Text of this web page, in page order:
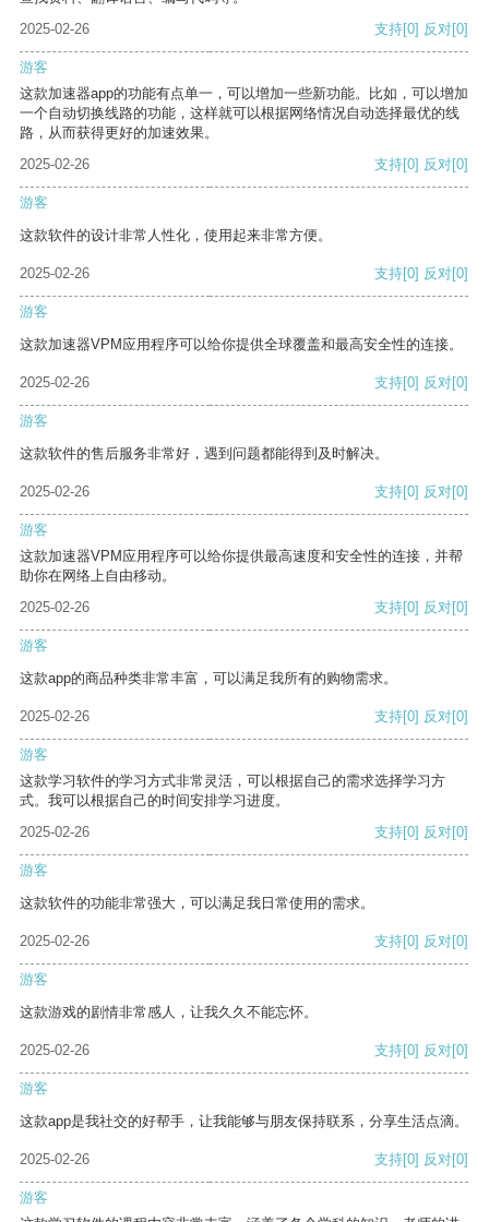
2025-02-26
支持[0] 反对[0]
游客
这款加速器app的功能有点单一，可以增加一些新功能。比如，可以增加
一个自动切换线路的功能，这样就可以根据网络情况自动选择最优的线
路，从而获得更好的加速效果。
2025-02-26
支持[0] 反对[0]
游客
这款软件的设计非常人性化，使用起来非常方便。
2025-02-26 支持[0] 反对[0]
游客
这款加速器VPM应用程序可以给你提供全球覆盖和最高安全性的连接。
2025-02-26 支持[0] 反对[0]
游客
这款软件的售后服务非常好，遇到问题都能得到及时解决。
2025-02-26 支持[0] 反对[0]
游客
这款加速器VPM应用程序可以给你提供最高速度和安全性的连接，并帮
助你在网络上自由移动。
2025-02-26
支持[0] 反对[0]
游客
这款app的商品种类非常丰富，可以满足我所有的购物需求。
2025-02-26 支持[0] 反对[0]
游客
这款学习软件的学习方式非常灵活，可以根据自己的需求选择学习方
式。我可以根据自己的时间安排学习进度。
2025-02-26
支持[0] 反对[0]
游客
这款软件的功能非常强大，可以满足我日常使用的需求。
2025-02-26 支持[0] 反对[0]
游客
这款游戏的剧情非常感人，让我久久不能忘怀。
2025-02-26 支持[0] 反对[0]
游客
这款app是我社交的好帮手，让我能够与朋友保持联系，分享生活点滴。
2025-02-26 支持[0] 反对[0]
游客